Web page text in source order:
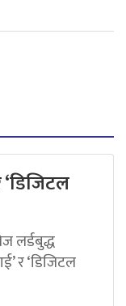
लर्डबुद्ध
र ‘डिजिटल